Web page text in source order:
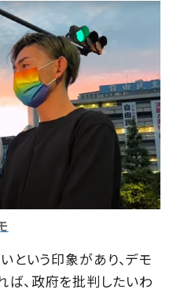
という印象があり、デモ
、政府を批判したいわ